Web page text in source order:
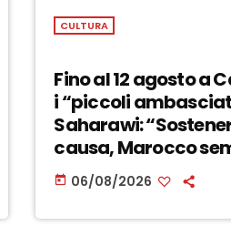
CULTURA
Fino al 12 agosto a
i “piccoli
Saharawi:
causa, Marocco
invadente” –
today 06/08/2026